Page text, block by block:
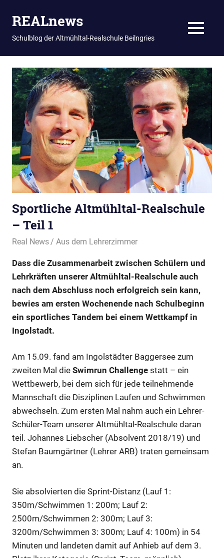
Inhalt
springen
REALnews
Schulblog der Altmühltal-Realschule Beilngries MENU
Sportliche Altmühltal-Realschule
– Teil 1
22. September 2019
Real News Aus dem Lehrerzimmer
Dass die Zusammenarbeit zwischen Schülern und
Lehrkräften unserer Altmühltal-Realschule auch
nach dem Abschluss noch erfolgreich sein kann,
bewies am ersten Wochenende nach Schulbeginn
ein sportliches Tandem bei einem Wettkampf in
Ingolstadt.
Am 15.09. fand am Ingolstädter Baggersee zum
zweiten Mal die Swimrun Challenge statt – ein
Wettbewerb, bei dem sich für jede teilnehmende
Mannschaft die Disziplinen Laufen und Schwimmen
abwechseln. Zum ersten Mal nahm auch ein Lehrer-
Schüler-Team unserer Altmühltal-Realschule daran
teil. Johannes Liebscher (Absolvent 2018/19) und
Stefan Baumgärtner (Lehrer ARB) traten gemeinsam
an.
Sie absolvierten die Sprint-Distanz (Lauf 1:
350m/Schwimmen 1: 200m; Lauf 2:
2500m/Schwimmen 2: 300m; Lauf 3:
3200m/Schwimmen 3: 300m; Lauf 4: 100m) in 54
Minuten und landeten damit auf Anhieb auf dem 3.